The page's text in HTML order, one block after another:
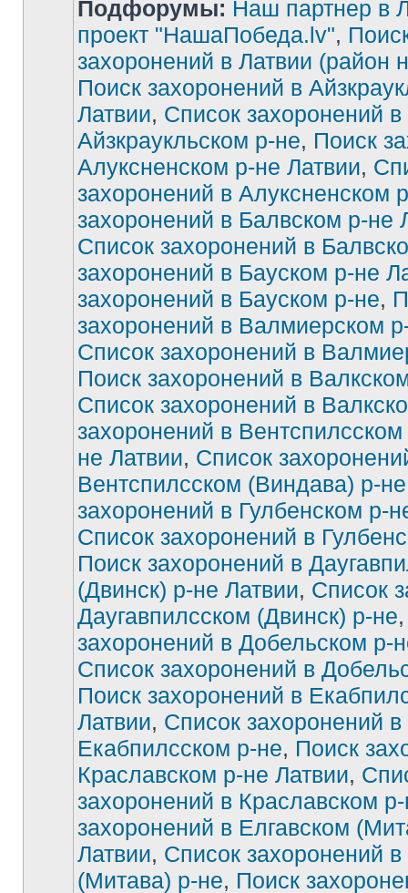
Нет
непрочитанных
сообщений
Подфорумы: Наш партнер в
проект "НашаПобеда.lv",
захоронений в Латвии (район
Поиск захоронений в
Латвии, Список захоронений в
Айзкраукльском р-не, Поиск
Алуксненском р-не Латвии,
захоронений в Алуксненском
захоронений в Балвском р-не
Список захоронений в
захоронений в Бауском р-не
захоронений в Бауском р-не,
захоронений в Валмиерском
Список захоронений в
Поиск захоронений в
Список захоронений в
захоронений в
не Латвии, Список
Вентспилсском (Виндава) р-не
захоронений в Гулбенском р-
Список захоронений в
Поиск захоронений в
(Двинск) р-не Латвии, Список
Даугавпилсском (Двинск) р-не
захоронений в Добельском р-
Список захоронений в
Поиск захоронений в
Латвии, Список захоронений в
Екабпилсском р-не, Поиск
Краславском р-не Латвии,
захоронений в Краславском
захоронений в Елгавском
Латвии, Список захоронений
(Митава) р-не, Поиск